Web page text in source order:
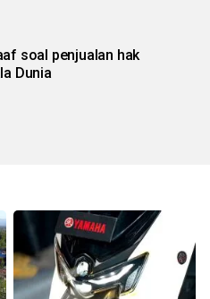
soal penjualan hak
Dunia